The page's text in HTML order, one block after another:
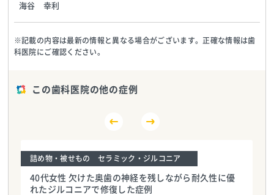
海谷 幸利
※記載の内容は最新の情報と異なる場合がございます。正確な情報は歯
科医院にご確認ください。
この歯科医院の他の症例
詰め物・被せもの セラミック・ジルコニア
40代女性 欠けた奥歯の神経を残しながら耐久性に優
れたジルコニアで修復した症例